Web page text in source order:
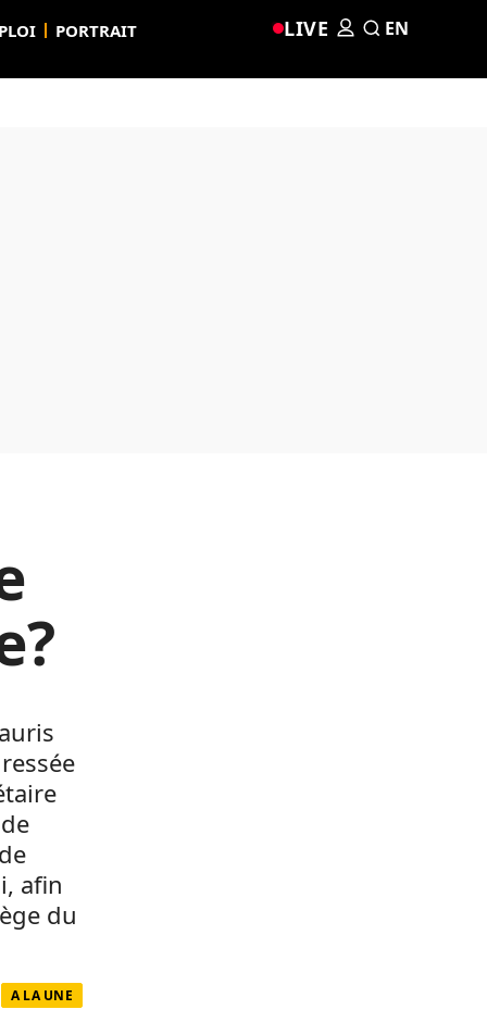
PORTRAIT LIVE EN
afin
du
A LA UNE